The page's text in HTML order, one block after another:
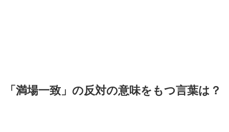
「満場一致」の反対の意味をもつ言葉は？